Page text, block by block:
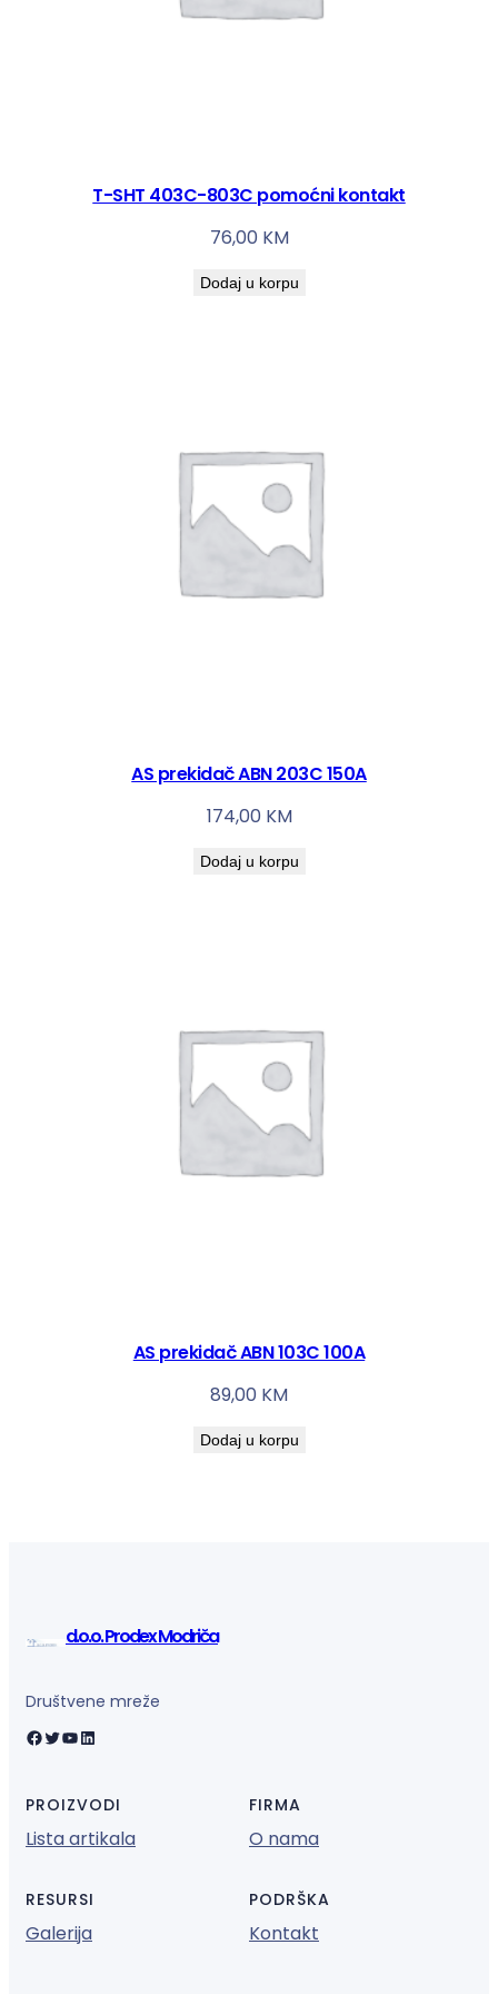
T-SHT 403C-803C pomoćni kontakt
76,00 KM
Dodaj u korpu
AS prekidač ABN 203C 150A
174,00 KM
Dodaj u korpu
AS prekidač ABN 103C 100A
89,00 KM
Dodaj u korpu
d.o.o. Prodex Modriča
Društvene mreže
Facebook Twitter YouTube LinkedIn
PROIZVODI
Lista artikala
FIRMA
O nama
RESURSI
Galerija
PODRŠKA
Kontakt